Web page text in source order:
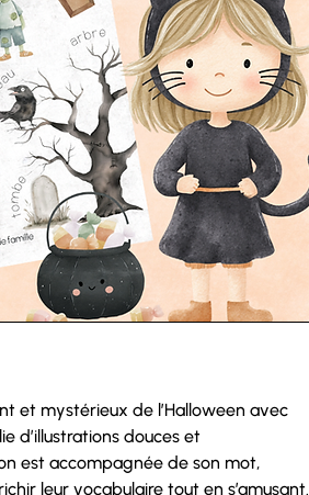
et mystérieux de l’Halloween avec
d’illustrations douces et
est accompagnée de son mot,
leur vocabulaire tout en s’amusant.